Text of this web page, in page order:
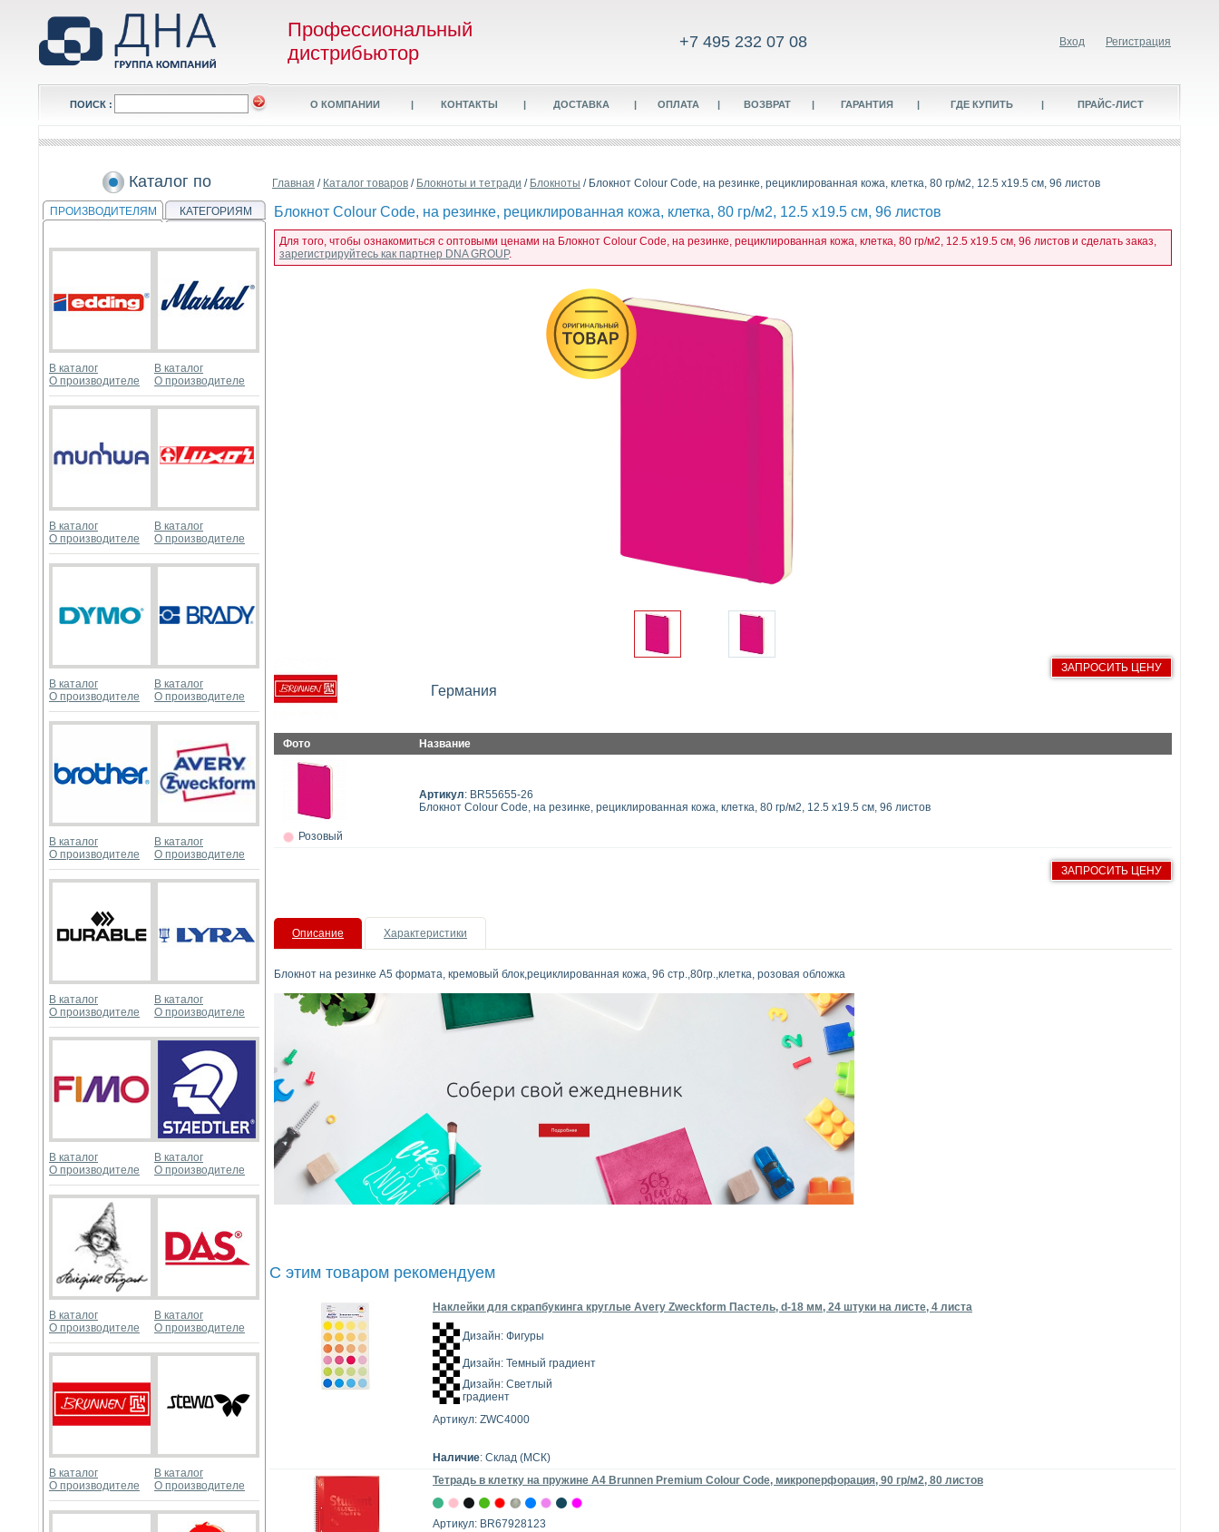
Профессиональный
дистрибьютор
+7 495 232 07 08 Вход Регистрация
ПОИСК : О КОМПАНИИ | КОНТАКТЫ | ДОСТАВКА | ОПЛАТА | ВОЗВРАТ | ГАРАНТИЯ | ГДЕ КУПИТЬ | ПРАЙС-ЛИСТ
Каталог по
ПРОИЗВОДИТЕЛЯМ КАТЕГОРИЯМ
В каталог
О производителе
В каталог
О производителе
В каталог
О производителе
В каталог
О производителе
В каталог
О производителе
В каталог
О производителе
В каталог
О производителе
В каталог
О производителе
В каталог
О производителе
В каталог
О производителе
В каталог
О производителе
В каталог
О производителе
В каталог
О производителе
В каталог
О производителе
В каталог
О производителе
В каталог
О производителе
Главная / Каталог товаров / Блокноты и тетради / Блокноты / Блокнот Colour Code, на резинке, рециклированная кожа, клетка, 80 гр/м2, 12.5 х19.5 см, 96 листов
Блокнот Colour Code, на резинке, рециклированная кожа, клетка, 80 гр/м2, 12.5 х19.5 см, 96 листов
Для того, чтобы ознакомиться с оптовыми ценами на Блокнот Colour Code, на резинке, рециклированная кожа, клетка, 80 гр/м2, 12.5 х19.5 см, 96 листов и сделать заказ,
зарегистрируйтесь как партнер DNA GROUP.
Германия
ЗАПРОСИТЬ ЦЕНУ
Фото Название
Розовый
Артикул: BR55655-26
Блокнот Colour Code, на резинке, рециклированная кожа, клетка, 80 гр/м2, 12.5 х19.5 см, 96 листов
ЗАПРОСИТЬ ЦЕНУ
Описание Характеристики
Блокнот на резинке А5 формата, кремовый блок,рециклированная кожа, 96 стр.,80гр.,клетка, розовая обложка
С этим товаром рекомендуем
Наклейки для скрапбукинга круглые Avery Zweckform Пастель, d-18 мм, 24 штуки на листе, 4 листа
Дизайн: Фигуры
Дизайн: Темный градиент
Дизайн: Светлый
градиент
Артикул: ZWC4000
Наличие: Склад (МСК)
Тетрадь в клетку на пружине А4 Brunnen Premium Colour Code, микроперфорация, 90 гр/м2, 80 листов
Артикул: BR67928123